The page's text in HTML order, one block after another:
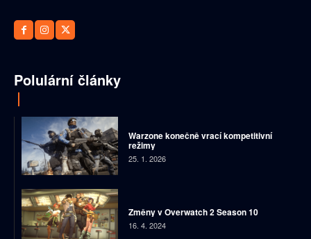
Polulární články
Warzone konečně vrací kompetitivní
režimy
25. 1. 2026
Změny v Overwatch 2 Season 10
16. 4. 2024